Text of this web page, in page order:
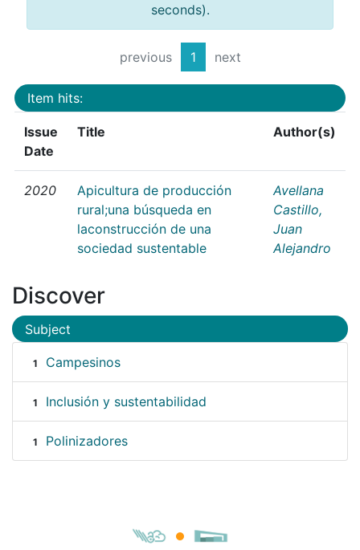
seconds).
previous 1 next
Item hits:
Issue
Date
Title Author(s)
2020
Apicultura de producción
rural;una búsqueda en
laconstrucción de una
sociedad sustentable
Avellana
Castillo,
Juan
Alejandro
Discover
Subject
1 Campesinos
1 Inclusión y sustentabilidad
1 Polinizadores